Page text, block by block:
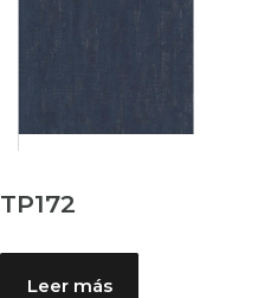
TP172
Leer más